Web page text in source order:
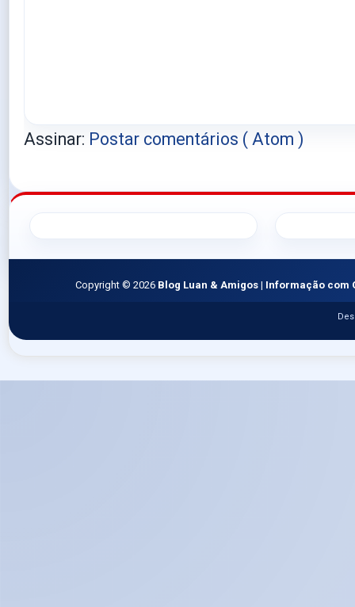
Assinar: Postar comentários ( Atom )
Copyright © 2026 Blog Luan & Amigos | Informação